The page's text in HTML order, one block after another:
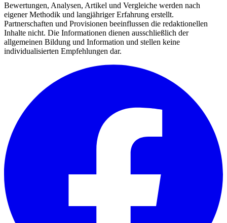
Bewertungen, Analysen, Artikel und Vergleiche werden nach
eigener Methodik und langjähriger Erfahrung erstellt.
Partnerschaften und Provisionen beeinflussen die redaktionellen
Inhalte nicht. Die Informationen dienen ausschließlich der
allgemeinen Bildung und Information und stellen keine
individualisierten Empfehlungen dar.